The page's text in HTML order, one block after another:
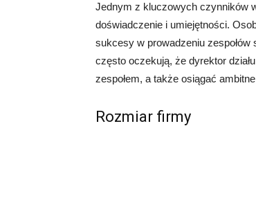
Jednym z kluczowych czynników
doświadczenie i umiejętności.
sukcesy w prowadzeniu
często oczekują, że dyrektor
zespołem, a także osiągać
Rozmiar firmy